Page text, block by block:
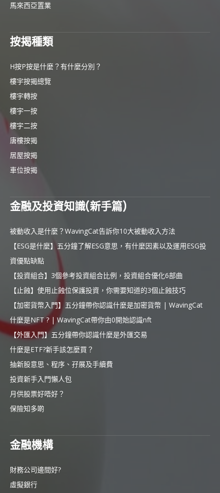
馬來西亞置業
按揭種類
H按P按是什麼？有什麼分別？
樓宇按揭總覽
樓宇轉按
樓宇一按
樓宇二按
唐樓按揭
居屋按揭
車位按揭
金融及投資知識(新手篇)
被動收入是什麼？WavingCat告訴你10大被動收入方法
【ESG是什麼】五分鐘了解ESG意思，有什麼因素以及運用ESG投
資優點缺點
【投資組合】3個參考投資組合比例，投資組合優化6部曲
【止蝕】使用止蝕位保護投資，你需要知道的3個止蝕技巧
【加密貨幣入門】五分鐘帶你認識什麼是加密貨幣 | WavingCat
什麼是NFT ? | WavingCat帶你由0開始認識nft
【外匯入門】五分鐘帶你認識什麼是外匯交易
什麼是ETF?新手該怎麼買？
抽新股意思、程序、孖展及手續費
投資新手入門懶人包
月供股票好唔好？
保險知多啲
金融機構
財務公司邊間好?
虛擬銀行